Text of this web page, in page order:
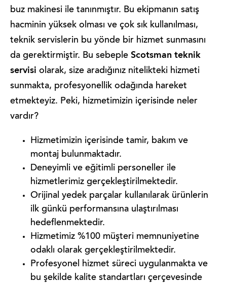
buz makinesi ile tanınmıştır. Bu ekipmanın satış
hacminin yüksek olması ve çok sık kullanılması,
teknik servislerin bu yönde bir hizmet sunmasını
da gerektirmiştir. Bu sebeple Scotsman teknik
servisi olarak, size aradığınız nitelikteki hizmeti
sunmakta, profesyonellik odağında hareket
etmekteyiz. Peki, hizmetimizin içerisinde neler
vardır?
Hizmetimizin içerisinde tamir, bakım ve
montaj bulunmaktadır.
Deneyimli ve eğitimli personeller ile
hizmetlerimiz gerçekleştirilmektedir.
Orijinal yedek parçalar kullanılarak ürünlerin
ilk günkü performansına ulaştırılması
hedeflenmektedir.
Hizmetimiz %100 müşteri memnuniyetine
odaklı olarak gerçekleştirilmektedir.
Profesyonel hizmet süreci uygulanmakta ve
bu şekilde kalite standartları çerçevesinde